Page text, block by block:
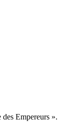
Empereurs ».